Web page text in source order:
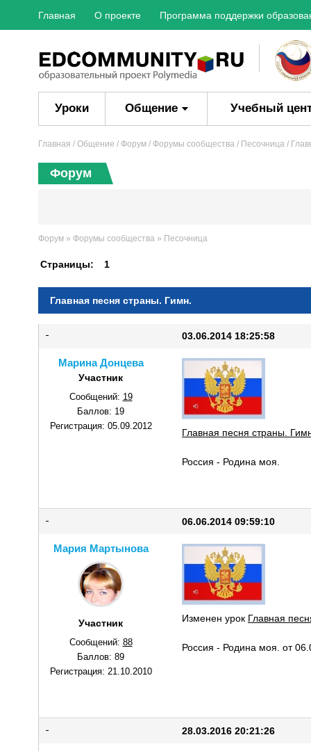
Главная О проекте Программа поддержки
Уроки Общение Учебный
Главная / Общение / Форум / Форумы сообщества / Песочница /
Форум
Форум » Форумы сообщества » Песочница
Страницы: 1
Главная песня страны. Гимн.
Марина Донцева
Участник
Сообщений: 19
Баллов: 19
Регистрация: 05.09.2012
03.06.2014 18:25:58
Главная песня страны.
Россия - Родина моя.
Мария Мартынова
Участник
Сообщений: 88
Баллов: 89
Регистрация: 21.10.2010
06.06.2014 09:59:10
Изменен урок Главная
Россия - Родина моя. от
28.03.2016 20:21:26